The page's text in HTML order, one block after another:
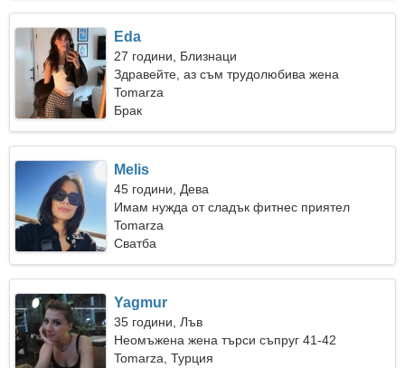
Eda
27 години, Близнаци
Здравейте, аз съм трудолюбива жена
Tomarza
Брак
Melis
45 години, Дева
Имам нужда от сладък фитнес приятел
Tomarza
Сватба
Yagmur
35 години, Лъв
Неомъжена жена търси съпруг 41-42
Tomarza, Турция